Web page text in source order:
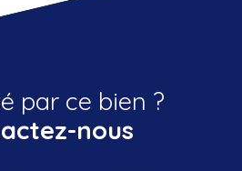
par ce bien ?
nous